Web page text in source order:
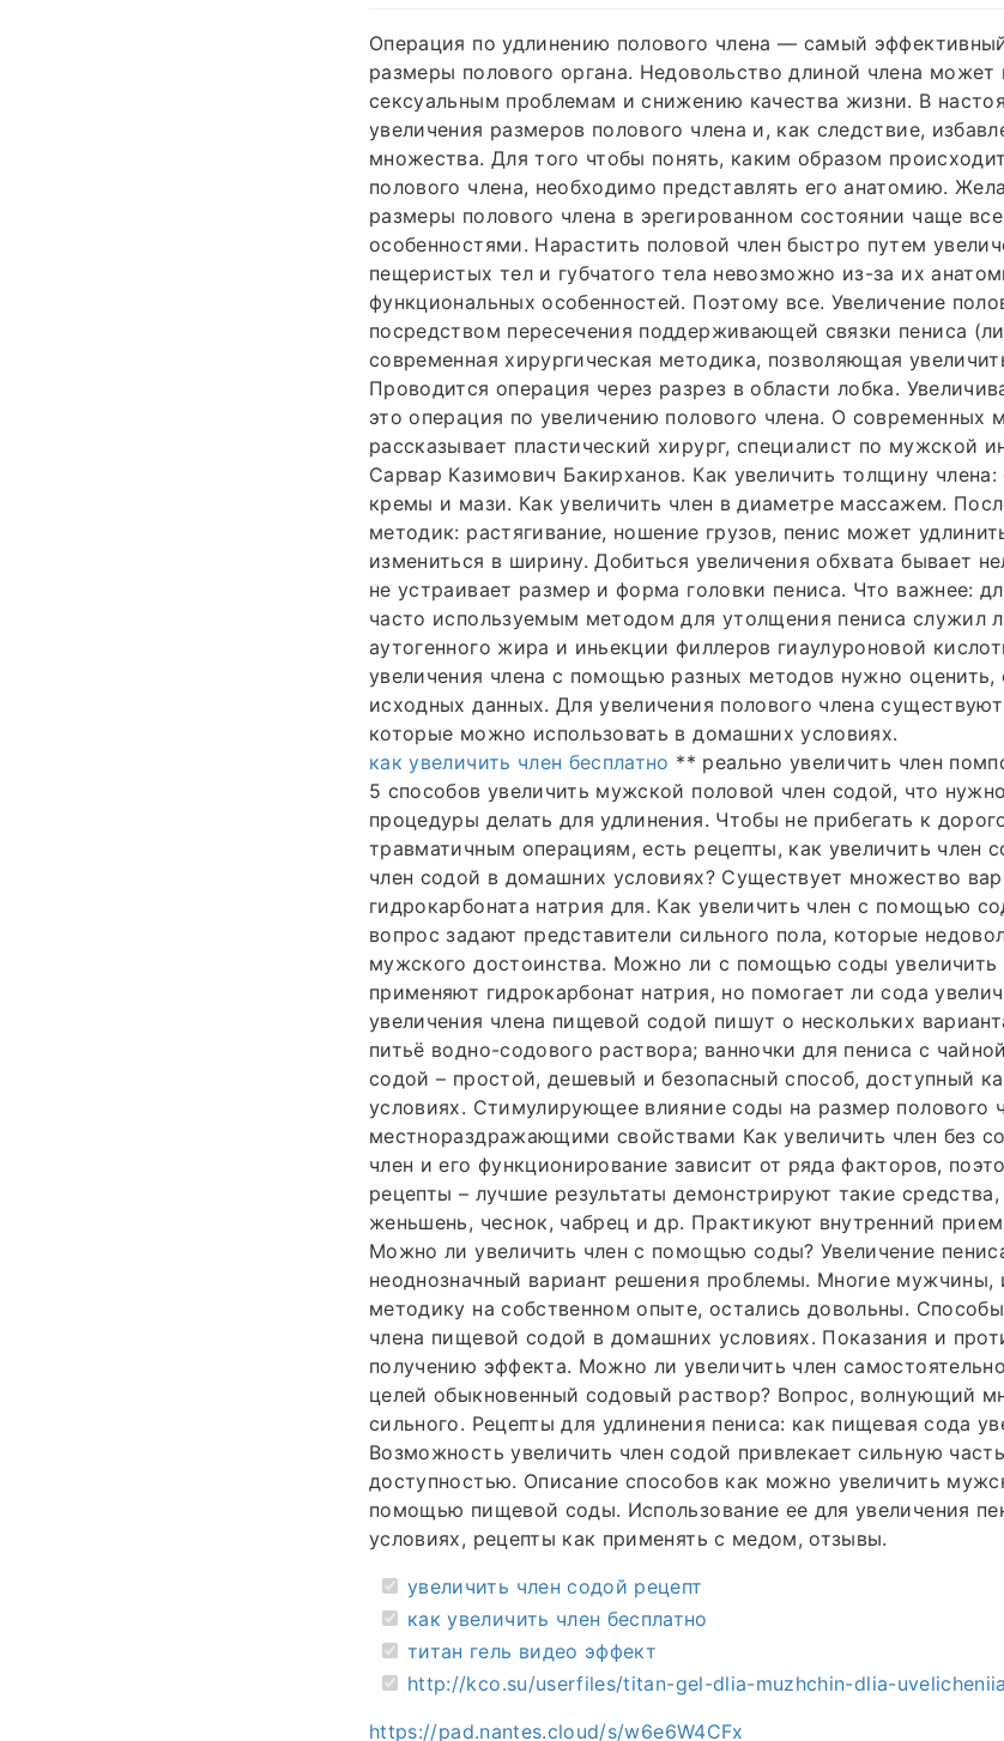
Операция по удлинению полового члена — самый
размеры полового органа. Недовольство длиной члена может
сексуальным проблемам и снижению качества жизни. В
увеличения размеров полового члена и, как следствие,
множества. Для того чтобы понять, каким образом
полового члена, необходимо представлять его анатомию.
размеры полового члена в эрегированном состоянии чаще
особенностями. Нарастить половой член быстро путем
пещеристых тел и губчатого тела невозможно из-за их
функциональных особенностей. Поэтому все. Увеличение
посредством пересечения поддерживающей связки пениса
современная хирургическая методика, позволяющая
Проводится операция через разрез в области лобка.
это операция по увеличению полового члена. О современных
рассказывает пластический хирург, специалист по мужской
Сарвар Казимович Бакирханов. Как увеличить толщину
кремы и мази. Как увеличить член в диаметре массажем.
методик: растягивание, ношение грузов, пенис может
измениться в ширину. Добиться увеличения обхвата бывает
не устраивает размер и форма головки пениса. Что важнее:
часто используемым методом для утолщения пениса служил
аутогенного жира и иньекции филлеров гиаулуроновой
увеличения члена с помощью разных методов нужно оценить,
исходных данных. Для увеличения полового члена
которые можно использовать в домашних условиях.
как увеличить член бесплатно ** реально увеличить член
5 способов увеличить мужской половой член содой, что
процедуры делать для удлинения. Чтобы не прибегать к
травматичным операциям, есть рецепты, как увеличить член
член содой в домашних условиях? Существует множество
гидрокарбоната натрия для. Как увеличить член с помощью
вопрос задают представители сильного пола, которые
мужского достоинства. Можно ли с помощью соды
применяют гидрокарбонат натрия, но помогает ли сода
увеличения члена пищевой содой пишут о нескольких
питьё водно-содового раствора; ванночки для пениса с
содой – простой, дешевый и безопасный способ, доступный
условиях. Стимулирующее влияние соды на размер полового
местнораздражающими свойствами Как увеличить член без
член и его функционирование зависит от ряда факторов,
рецепты – лучшие результаты демонстрируют такие
женьшень, чеснок, чабрец и др. Практикуют внутренний
Можно ли увеличить член с помощью соды? Увеличение
неоднозначный вариант решения проблемы. Многие мужчины,
методику на собственном опыте, остались довольны.
члена пищевой содой в домашних условиях. Показания и
получению эффекта. Можно ли увеличить член
целей обыкновенный содовый раствор? Вопрос, волнующий
сильного. Рецепты для удлинения пениса: как пищевая сода
Возможность увеличить член содой привлекает сильную
доступностью. Описание способов как можно увеличить
помощью пищевой соды. Использование ее для увеличения
условиях, рецепты как применять с медом, отзывы.
увеличить член содой рецепт
как увеличить член бесплатно
титан гель видео эффект
http://kco.su/userfiles/titan-gel-dlia-muzhchin-dlia-
https://pad.nantes.cloud/s/w6e6W4CFx